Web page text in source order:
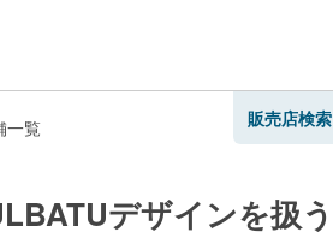
一覧 販売店検索
デザインを扱う